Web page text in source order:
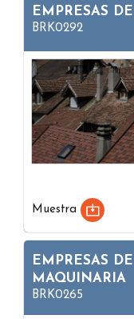
EMPRESAS
BRK0292
Muestra
EMPRESAS
MAQUINARIA
BRK0265